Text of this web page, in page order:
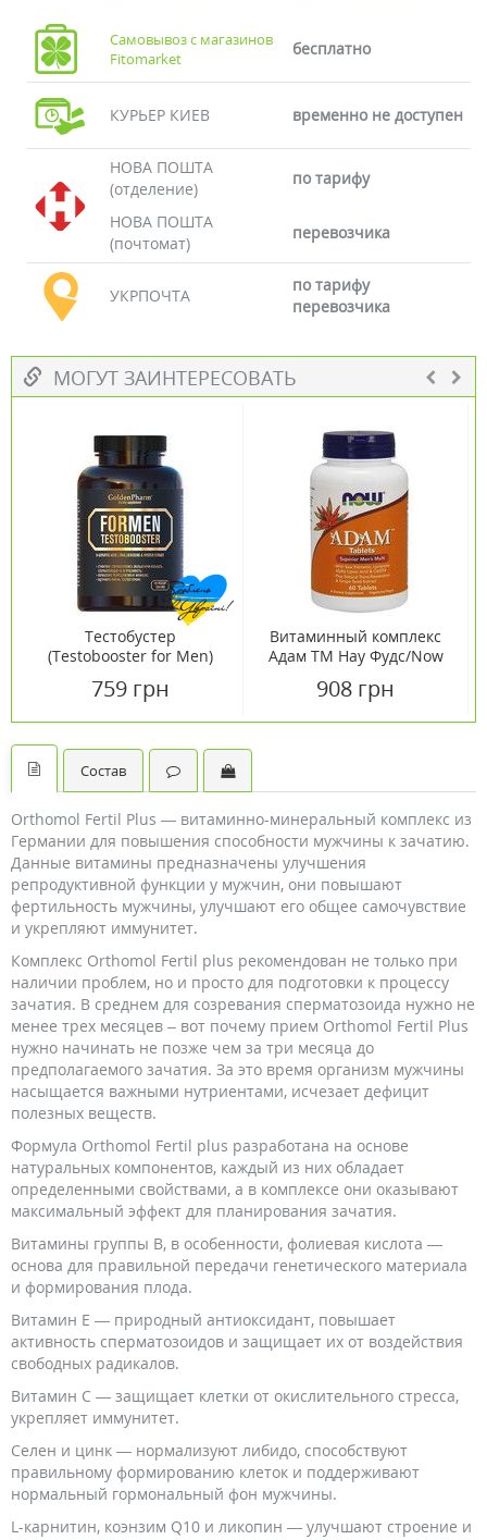
Самовывоз с магазинов
Fitomarket
бесплатно
КУРЬЕР КИЕВ временно не доступен
НОВА ПОШТА
(отделение)
по тарифу
НОВА ПОШТА
(почтомат)
перевозчика
УКРПОЧТА
по тарифу
перевозчика
МОГУТ ЗАИНТЕРЕСОВАТЬ
Тестобустер
(Testobooster for Men)
мг №120
759 грн
Витаминный комплекс
Адам ТМ Нау Фудс/Now
908 грн
Состав
Orthomol Fertil Plus — витаминно-минеральный комплекс из
Германии для повышения способности мужчины к зачатию.
Данные витамины предназначены улучшения
репродуктивной функции у мужчин, они повышают
фертильность мужчины, улучшают его общее самочувствие
и укрепляют иммунитет.
Комплекс Orthomol Fertil plus рекомендован не только при
наличии проблем, но и просто для подготовки к процессу
зачатия. В среднем для созревания сперматозоида нужно не
менее трех месяцев – вот почему прием Orthomol Fertil Plus
нужно начинать не позже чем за три месяца до
предполагаемого зачатия. За это время организм мужчины
насыщается важными нутриентами, исчезает дефицит
полезных веществ.
Формула Orthomol Fertil plus разработана на основе
натуральных компонентов, каждый из них обладает
определенными свойствами, а в комплексе они оказывают
максимальный эффект для планирования зачатия.
Витамины группы В, в особенности, фолиевая кислота —
основа для правильной передачи генетического материала
и формирования плода.
Витамин Е — природный антиоксидант, повышает
активность сперматозоидов и защищает их от воздействия
свободных радикалов.
Витамин С — защищает клетки от окислительного стресса,
укрепляет иммунитет.
Селен и цинк — нормализуют либидо, способствуют
правильному формированию клеток и поддерживают
нормальный гормональный фон мужчины.
L-карнитин, коэнзим Q10 и ликопин — улучшают строение и